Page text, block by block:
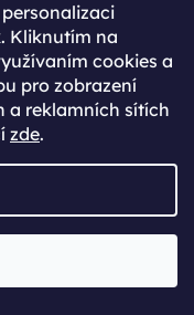
Kliknutím na
cookies a
pro zobrazení
a reklamních sítích
zde.
Pro